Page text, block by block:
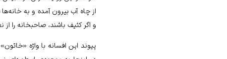
از چاه آب بیرون آمده و به
و اگر کثیف باشند، صاحبخانه را
پیوند این افسانه با واژه